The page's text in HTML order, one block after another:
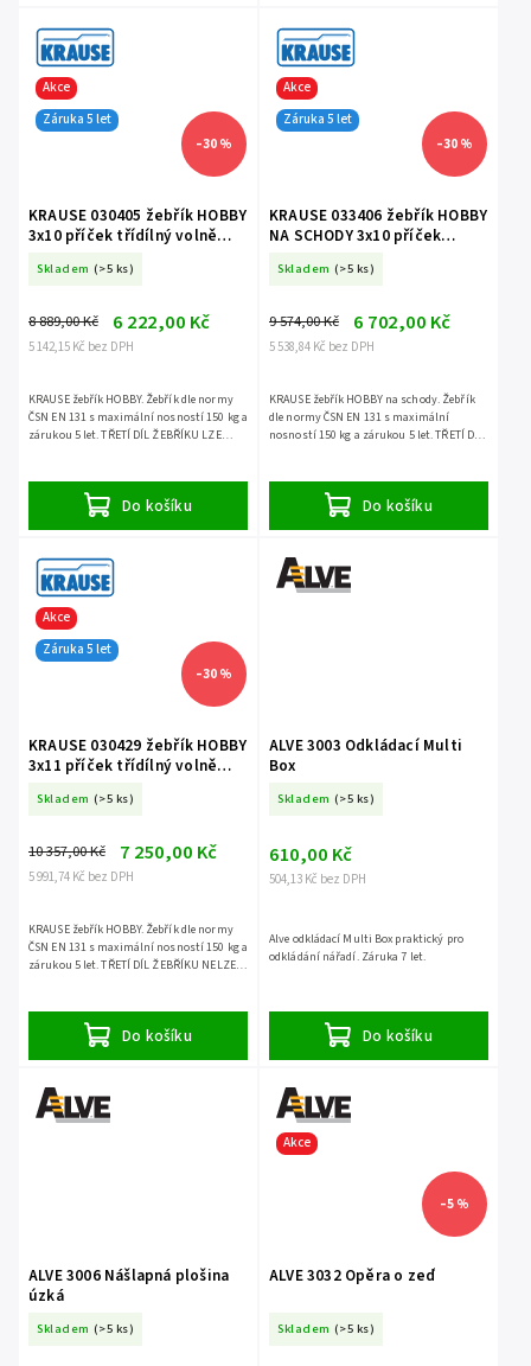
Akce
Záruka 5 let
–30 %
KRAUSE 030405 žebřík HOBBY
3x10 příček třídílný volně
Skladem (>5 ks)
5 142,15 Kč bez DPH
8 889,00 Kč 6 222,00 Kč
Do košíku
KRAUSE žebřík HOBBY. Žebřík dle normy
ČSN EN 131 s maximální nosností 150 kg a
zárukou 5 let. TŘETÍ DÍL ŽEBŘÍKU LZE
Akce
Záruka 5 let
–30 %
KRAUSE 033406 žebřík HOBBY
NA SCHODY 3x10 příček
Skladem (>5 ks)
5 538,84 Kč bez DPH
9 574,00 Kč 6 702,00 Kč
Do košíku
KRAUSE žebřík HOBBY na schody. Žebřík
dle normy ČSN EN 131 s maximální
nosností 150 kg a zárukou 5 let. TŘETÍ DÍL
Akce
Záruka 5 let
–30 %
KRAUSE 030429 žebřík HOBBY
3x11 příček třídílný volně
Skladem (>5 ks)
5 991,74 Kč bez DPH
10 357,00 Kč 7 250,00 Kč
Do košíku
KRAUSE žebřík HOBBY. Žebřík dle normy
ČSN EN 131 s maximální nosností 150 kg a
zárukou 5 let. TŘETÍ DÍL ŽEBŘÍKU NELZE
ALVE 3003 Odkládací Multi
Box
Skladem (>5 ks)
504,13 Kč bez DPH
610,00 Kč
Do košíku
Alve odkládací Multi Box praktický pro
odkládání nářadí. Záruka 7 let.
ALVE 3006 Nášlapná plošina
úzká
Skladem (>5 ks)
Akce
–5 %
ALVE 3032 Opěra o zeď
Skladem (>5 ks)